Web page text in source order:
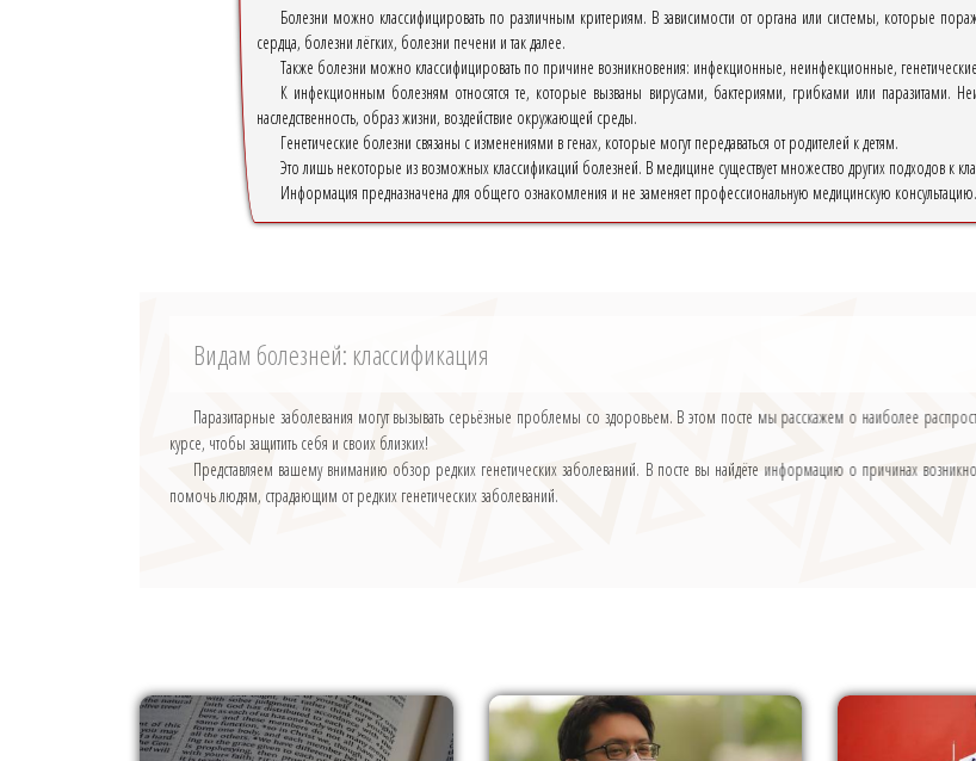
Болезни можно классифицировать по различным критериям. В зависимости от органа или системы, которые
сердца, болезни лёгких, болезни печени и так далее.
Также болезни можно классифицировать по причине возникновения: инфекционные, неинфекционные,
К инфекционным болезням относятся те, которые вызваны вирусами, бактериями, грибками или паразитами.
наследственность, образ жизни, воздействие окружающей среды.
Генетические болезни связаны с изменениями в генах, которые могут передаваться от родителей к детям.
Это лишь некоторые из возможных классификаций болезней. В медицине существует множество других подходов к
Информация предназначена для общего ознакомления и не заменяет профессиональную медицинскую консультацию.
Видам болезней: классификация
Паразитарные заболевания могут вызывать серьёзные проблемы со здоровьем. В этом посте мы расскажем о наиболее
курсе, чтобы защитить себя и своих близких!
Представляем вашему вниманию обзор редких генетических заболеваний. В посте вы найдёте информацию о причинах
помочь людям, страдающим от редких генетических заболеваний.